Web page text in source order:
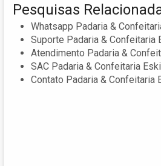
Pesquisas
Whatsapp Padaria &
Suporte Padaria & Confeitaria
Atendimento Padaria &
SAC Padaria & Confeitaria
Contato Padaria & Confeitaria